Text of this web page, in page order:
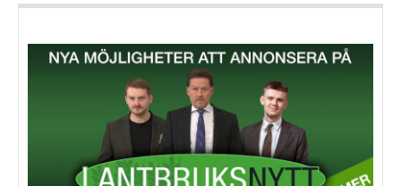
Stjerndahl vd för HIR Skåne,
fältdagar.